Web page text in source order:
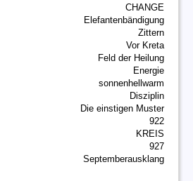
CHANGE
Elefantenbändigung
Zittern
Vor Kreta
Feld der Heilung
Energie
sonnenhellwarm
Disziplin
Die einstigen Muster
922
KREIS
927
Septemberausklang